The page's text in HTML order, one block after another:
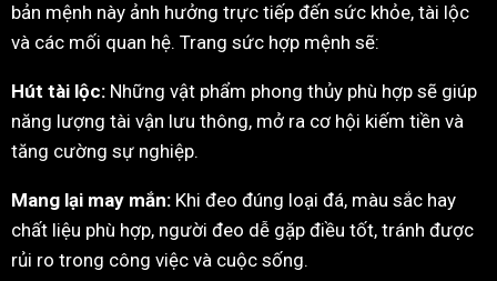
bản mệnh này ảnh hưởng trực tiếp đến sức khỏe, tài lộc
và các mối quan hệ. Trang sức hợp mệnh sẽ:
Hút tài lộc: Những vật phẩm phong thủy phù hợp sẽ giúp
năng lượng tài vận lưu thông, mở ra cơ hội kiếm tiền và
tăng cường sự nghiệp.
Mang lại may mắn: Khi đeo đúng loại đá, màu sắc hay
chất liệu phù hợp, người đeo dễ gặp điều tốt, tránh được
rủi ro trong công việc và cuộc sống.